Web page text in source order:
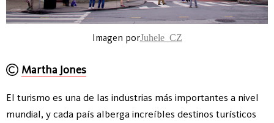
Imagen porJuhele_CZ
Martha Jones
El turismo es una de las industrias más importantes a nivel
mundial, y cada país alberga increíbles destinos turísticos